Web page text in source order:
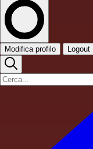
Modifica profilo Logout